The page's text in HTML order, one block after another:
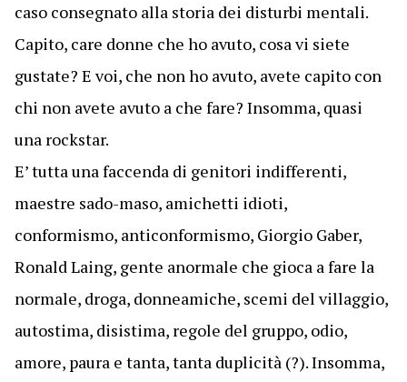
caso consegnato alla storia dei disturbi mentali.
Capito, care donne che ho avuto, cosa vi siete
gustate? E voi, che non ho avuto, avete capito con
chi non avete avuto a che fare? Insomma, quasi
una rockstar.
E’ tutta una faccenda di genitori indifferenti,
maestre sado-maso, amichetti idioti,
conformismo, anticonformismo, Giorgio Gaber,
Ronald Laing, gente anormale che gioca a fare la
normale, droga, donneamiche, scemi del villaggio,
autostima, disistima, regole del gruppo, odio,
amore, paura e tanta, tanta duplicità (?). Insomma,